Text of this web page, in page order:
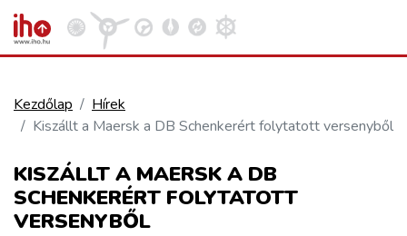
VASÚT
KÖZÚT
Kosár megtekintése
Kezdőlap
Hírek
Kiszállt a Maersk a DB Schenkerért folytatott versenyből
KISZÁLLT A MAERSK A DB
SCHENKERÉRT FOLYTATOTT
VERSENYBŐL